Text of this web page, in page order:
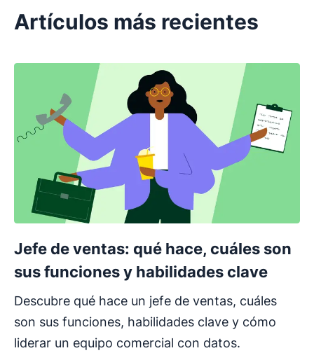
Artículos más recientes
Jefe de ventas: qué hace, cuáles son
sus funciones y habilidades clave
Descubre qué hace un jefe de ventas, cuáles
son sus funciones, habilidades clave y cómo
liderar un equipo comercial con datos.